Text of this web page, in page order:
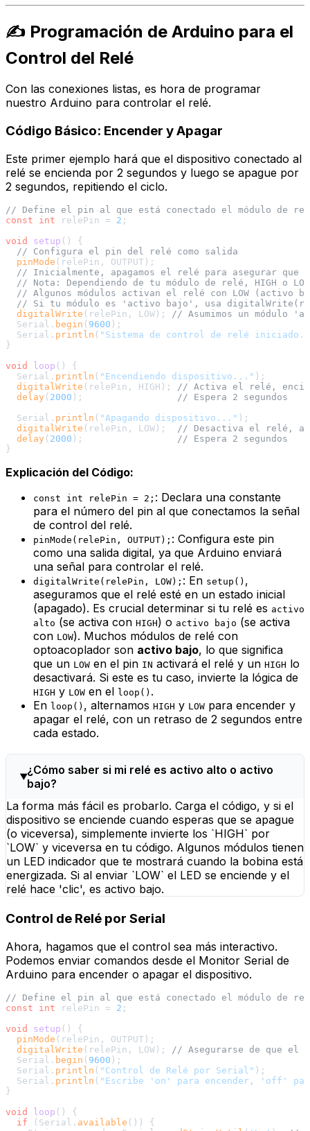
✍️ Programación de Arduino para el
Control del Relé
Con las conexiones listas, es hora de programar
nuestro Arduino para controlar el relé.
Código Básico: Encender y Apagar
Este primer ejemplo hará que el dispositivo conectado al
relé se encienda por 2 segundos y luego se apague por
2 segundos, repitiendo el ciclo.
// Define el pin al que está conectado el módulo de
const
int relePin = 2 ;
void
setup ()
{
// Configura el pin del relé como salida
pinMode (relePin, OUTPUT);
// Inicialmente, apagamos el relé para asegurar que
// Nota: Dependiendo de tu módulo de relé, HIGH o
// Algunos módulos activan el relé con LOW (activo
// Si tu módulo es 'activo bajo', usa
digitalWrite (relePin, LOW);
// Asumimos un módulo
  Serial.
begin ( 9600 );
  Serial.
println ( "Sistema de control de relé iniciado."
}
void
loop ()
{
  Serial.
println ( "Encendiendo dispositivo..." );
digitalWrite (relePin, HIGH);
// Activa el relé,
delay ( 2000 );
// Espera 2 segundos
  Serial.
println ( "Apagando dispositivo..." );
digitalWrite (relePin, LOW);
// Desactiva el relé,
delay ( 2000 );
// Espera 2 segundos
Explicación del Código:
const int relePin = 2; : Declara una constante
para el número del pin al que conectamos la señal
de control del relé.
pinMode(relePin, OUTPUT); : Configura este pin
como una salida digital, ya que Arduino enviará
una señal para controlar el relé.
digitalWrite(relePin, LOW); : En setup() ,
aseguramos que el relé esté en un estado inicial
(apagado). Es crucial determinar si tu relé es activo
alto (se activa con HIGH) o activo bajo (se activa
con LOW). Muchos módulos de relé con
optoacoplador son activo bajo, lo que significa
que un LOW en el pin IN activará el relé y un HIGH lo
desactivará. Si este es tu caso, invierte la lógica de
HIGH y LOW en el loop() .
En loop() , alternamos HIGH y LOW para encender y
apagar el relé, con un retraso de 2 segundos entre
cada estado.
¿Cómo saber si mi relé es activo alto o activo
bajo?
La forma más fácil es probarlo. Carga el código, y si el
dispositivo se enciende cuando esperas que se apague
(o viceversa), simplemente invierte los `HIGH` por
`LOW` y viceversa en tu código. Algunos módulos tienen
un LED indicador que te mostrará cuando la bobina está
energizada. Si al enviar `LOW` el LED se enciende y el
relé hace 'clic', es activo bajo.
Control de Relé por Serial
Ahora, hagamos que el control sea más interactivo.
Podemos enviar comandos desde el Monitor Serial de
Arduino para encender o apagar el dispositivo.
// Define el pin al que está conectado el módulo de
const
int relePin = 2 ;
void
setup ()
{
pinMode (relePin, OUTPUT);
digitalWrite (relePin, LOW);
// Asegurarse de que
  Serial.
begin ( 9600 );
  Serial.
println ( "Control de Relé por Serial" );
  Serial.
println ( "Escribe 'on' para encender, 'off'
}
void
loop ()
{
if (Serial. available ()) {